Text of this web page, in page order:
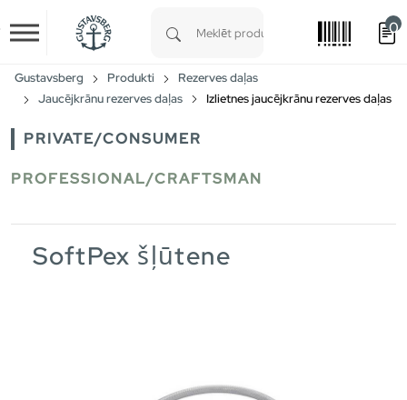
Skip to main content
0
Gustavsberg Produkti
Rezerves daļas
Jaucējkrānu rezerves daļas
Izlietnes jaucējkrānu rezerves daļas
PRIVATE/CONSUMER
PROFESSIONAL/CRAFTSMAN
SoftPex šļūtene